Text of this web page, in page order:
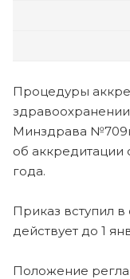
Процедуры
Минздрава
об аккредитации
года.
Приказ вступил в
действует до 1
Положение